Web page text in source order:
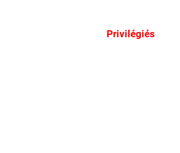
Privilégiés